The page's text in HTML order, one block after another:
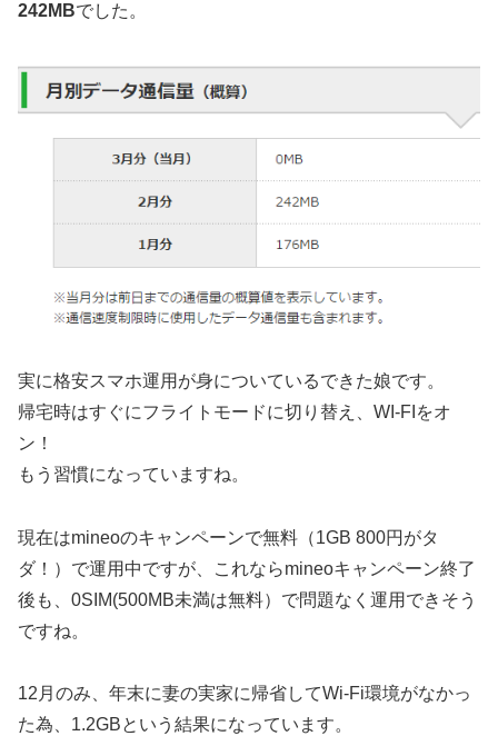
242MBでした。
実に格安スマホ運用が身についているできた娘です。
帰宅時はすぐにフライトモードに切り替え、WI-FIをオ
ン！
もう習慣になっていますね。
現在はmineoのキャンペーンで無料（1GB 800円がタ
ダ！）で運用中ですが、これならmineoキャンペーン終了
後も、0SIM(500MB未満は無料）で問題なく運用できそう
ですね。
12月のみ、年末に妻の実家に帰省してWi-Fi環境がなかっ
た為、1.2GBという結果になっています。